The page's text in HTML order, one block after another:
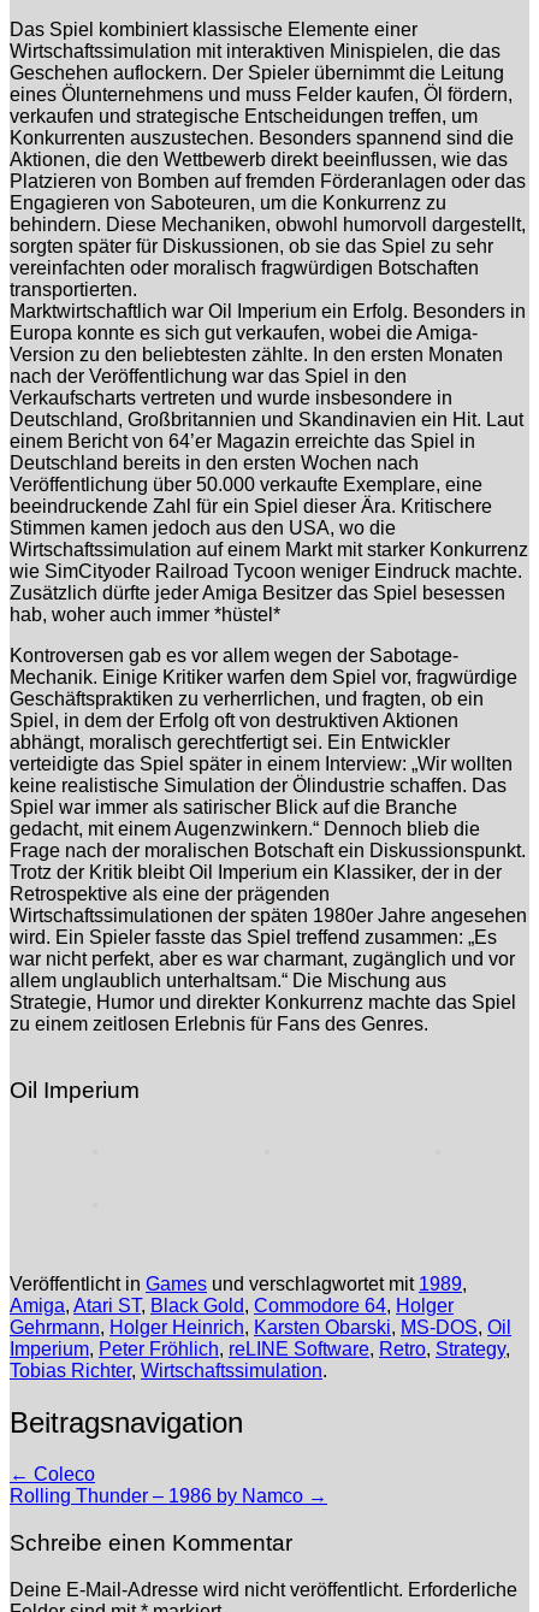
Das Spiel kombiniert klassische Elemente einer
Wirtschaftssimulation mit interaktiven Minispielen, die das
Geschehen auflockern. Der Spieler übernimmt die Leitung
eines Ölunternehmens und muss Felder kaufen, Öl fördern,
verkaufen und strategische Entscheidungen treffen, um
Konkurrenten auszustechen. Besonders spannend sind die
Aktionen, die den Wettbewerb direkt beeinflussen, wie das
Platzieren von Bomben auf fremden Förderanlagen oder das
Engagieren von Saboteuren, um die Konkurrenz zu
behindern. Diese Mechaniken, obwohl humorvoll dargestellt,
sorgten später für Diskussionen, ob sie das Spiel zu sehr
vereinfachten oder moralisch fragwürdigen Botschaften
transportierten.
Marktwirtschaftlich war Oil Imperium ein Erfolg. Besonders in
Europa konnte es sich gut verkaufen, wobei die Amiga-
Version zu den beliebtesten zählte. In den ersten Monaten
nach der Veröffentlichung war das Spiel in den
Verkaufscharts vertreten und wurde insbesondere in
Deutschland, Großbritannien und Skandinavien ein Hit. Laut
einem Bericht von 64’er Magazin erreichte das Spiel in
Deutschland bereits in den ersten Wochen nach
Veröffentlichung über 50.000 verkaufte Exemplare, eine
beeindruckende Zahl für ein Spiel dieser Ära. Kritischere
Stimmen kamen jedoch aus den USA, wo die
Wirtschaftssimulation auf einem Markt mit starker Konkurrenz
wie SimCityoder Railroad Tycoon weniger Eindruck machte.
Zusätzlich dürfte jeder Amiga Besitzer das Spiel besessen
hab, woher auch immer *hüstel*
Kontroversen gab es vor allem wegen der Sabotage-
Mechanik. Einige Kritiker warfen dem Spiel vor, fragwürdige
Geschäftspraktiken zu verherrlichen, und fragten, ob ein
Spiel, in dem der Erfolg oft von destruktiven Aktionen
abhängt, moralisch gerechtfertigt sei. Ein Entwickler
verteidigte das Spiel später in einem Interview: „Wir wollten
keine realistische Simulation der Ölindustrie schaffen. Das
Spiel war immer als satirischer Blick auf die Branche
gedacht, mit einem Augenzwinkern.“ Dennoch blieb die
Frage nach der moralischen Botschaft ein Diskussionspunkt.
Trotz der Kritik bleibt Oil Imperium ein Klassiker, der in der
Retrospektive als eine der prägenden
Wirtschaftssimulationen der späten 1980er Jahre angesehen
wird. Ein Spieler fasste das Spiel treffend zusammen: „Es
war nicht perfekt, aber es war charmant, zugänglich und vor
allem unglaublich unterhaltsam.“ Die Mischung aus
Strategie, Humor und direkter Konkurrenz machte das Spiel
zu einem zeitlosen Erlebnis für Fans des Genres.
Oil Imperium
Veröffentlicht in Games und verschlagwortet mit 1989,
Amiga, Atari ST, Black Gold, Commodore 64, Holger
Gehrmann, Holger Heinrich, Karsten Obarski, MS-DOS, Oil
Imperium, Peter Fröhlich, reLINE Software, Retro, Strategy,
Tobias Richter, Wirtschaftssimulation.
Beitragsnavigation
← Coleco
Rolling Thunder – 1986 by Namco →
Schreibe einen Kommentar
Deine E-Mail-Adresse wird nicht veröffentlicht. Erforderliche